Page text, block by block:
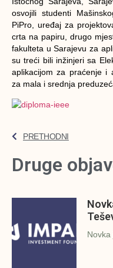
osvojili studenti
PiPro, uređaj za
crta na papiru, drugo
fakulteta u Sarajevu za
su treći bili inžinjeri sa
aplikacijom za praćenje i
za mala i srednja
PRETHODNI
Druge